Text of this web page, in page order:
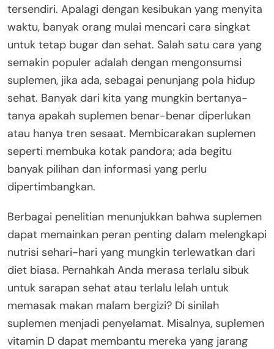
tersendiri. Apalagi dengan kesibukan yang menyita
waktu, banyak orang mulai mencari cara singkat
untuk tetap bugar dan sehat. Salah satu cara yang
semakin populer adalah dengan mengonsumsi
suplemen, jika ada, sebagai penunjang pola hidup
sehat. Banyak dari kita yang mungkin bertanya-
tanya apakah suplemen benar-benar diperlukan
atau hanya tren sesaat. Membicarakan suplemen
seperti membuka kotak pandora; ada begitu
banyak pilihan dan informasi yang perlu
dipertimbangkan.
Berbagai penelitian menunjukkan bahwa suplemen
dapat memainkan peran penting dalam melengkapi
nutrisi sehari-hari yang mungkin terlewatkan dari
diet biasa. Pernahkah Anda merasa terlalu sibuk
untuk sarapan sehat atau terlalu lelah untuk
memasak makan malam bergizi? Di sinilah
suplemen menjadi penyelamat. Misalnya, suplemen
vitamin D dapat membantu mereka yang jarang